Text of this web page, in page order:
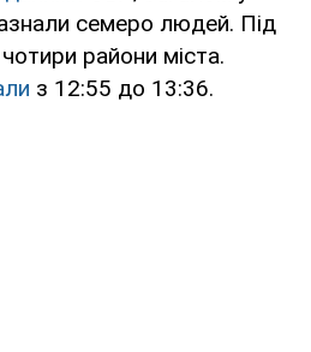
семеро людей. Під
райони міста.
з 12:55 до 13:36.